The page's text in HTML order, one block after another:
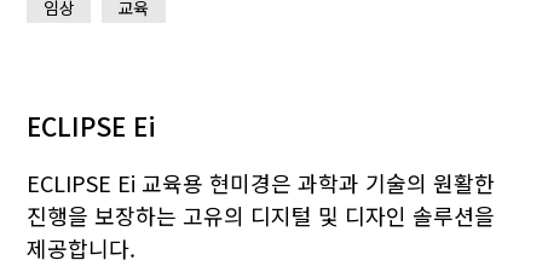
임상 교육
ECLIPSE Ei
ECLIPSE Ei 교육용 현미경은 과학과 기술의 원활한
진행을 보장하는 고유의 디지털 및 디자인 솔루션을
제공합니다.